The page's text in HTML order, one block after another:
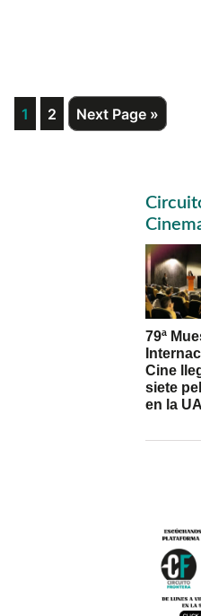
Page
1 Page
2
Go
to
Next Page »
79ª
Cine
siete
en la